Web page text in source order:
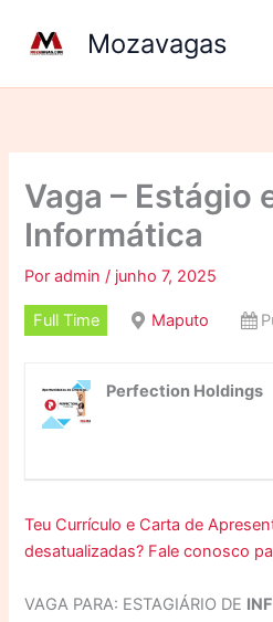
conteúdo
Mozavagas
Vaga – Estágio
Informática
Poradmin/ junho 7, 2025
Full Time Maputo
Perfection Holdings
Teu Currículo e Carta de
desatualizadas? Fale conosco
VAGA PARA: ESTAGIÁRIO DE